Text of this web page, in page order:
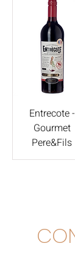
Entrecote -
Gourmet
Pere&Fils